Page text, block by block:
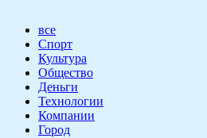
все
Спорт
Культура
Общество
Деньги
Технологии
Компании
Город